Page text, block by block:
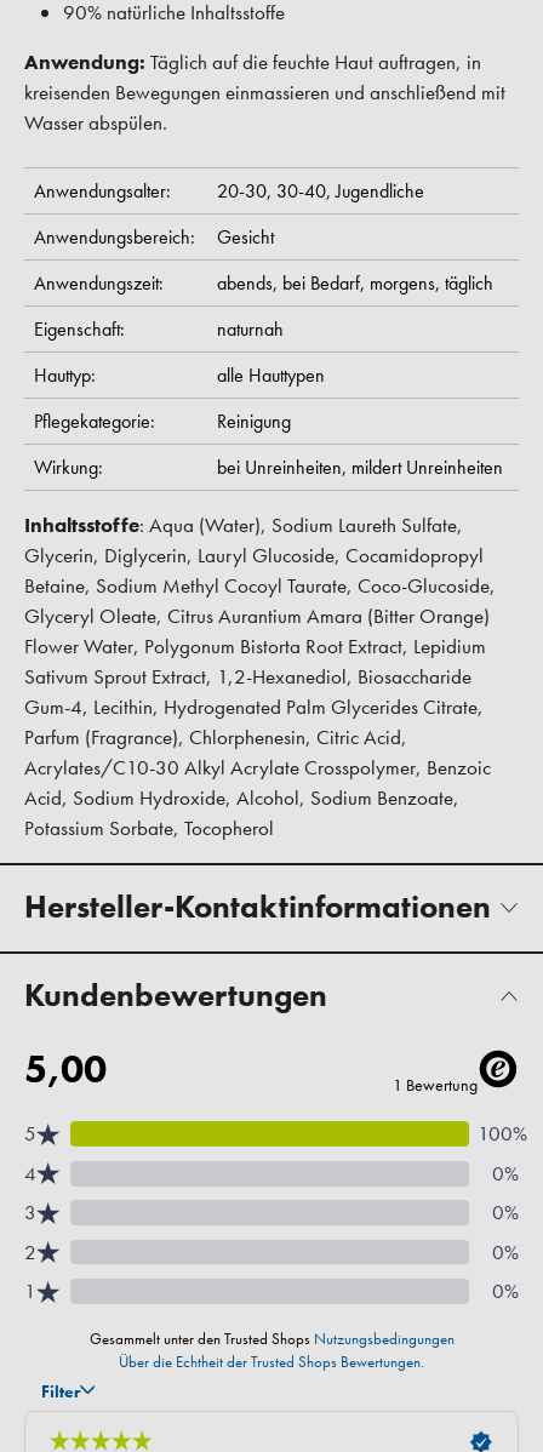
90% natürliche Inhaltsstoffe
Anwendung: Täglich auf die feuchte Haut auftragen, in
kreisenden Bewegungen einmassieren und anschließend mit
Wasser abspülen.
Anwendungsalter: 20-30, 30-40,Jugendliche
Anwendungsbereich:
Gesicht
Anwendungszeit:
abends, bei Bedarf, morgens, täglich
Eigenschaft:
naturnah
Hauttyp:
alle Hauttypen
Pflegekategorie:
Reinigung
Wirkung:
bei Unreinheiten, mildert Unreinheiten
Inhaltsstoffe: Aqua (Water), Sodium Laureth Sulfate,
Glycerin, Diglycerin, Lauryl Glucoside, Cocamidopropyl
Betaine, Sodium Methyl Cocoyl Taurate, Coco-Glucoside,
Glyceryl Oleate, Citrus Aurantium Amara (Bitter Orange)
Flower Water, Polygonum Bistorta Root Extract, Lepidium
Sativum Sprout Extract, 1,2-Hexanediol, Biosaccharide
Gum-4, Lecithin, Hydrogenated Palm Glycerides Citrate,
Parfum (Fragrance), Chlorphenesin, Citric Acid,
Acrylates/C10-30 Alkyl Acrylate Crosspolymer, Benzoic
Acid, Sodium Hydroxide, Alcohol, Sodium Benzoate,
Potassium Sorbate, Tocopherol
Hersteller-Kontaktinformationen
Kundenbewertungen